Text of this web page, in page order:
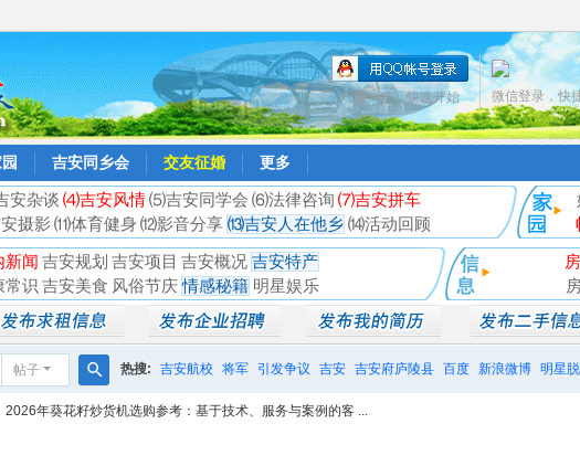
微信登录，快
只需一步，快速开始
吉安同乡会 交友征婚 更多
安杂谈 ⑷吉安风情⑸吉安同学会 ⑹法律咨询 ⑺吉安拼车
摄影 ⑾体育健身 ⑿影音分享 ⒀吉安人在他乡 ⒁活动回顾
新闻 吉安规划 吉安项目 吉安概况 吉安特产
常识 吉安美食 风俗节庆 情感秘籍 明星娱乐
帖子
搜
热搜: 吉安航校 将军 引发争议 吉安 吉安府庐陵县 百度 新浪微博 明星
相亲聚会 井冈山
2026年葵花籽炒货机选购参考：基于技术、服务与案例的客 ...